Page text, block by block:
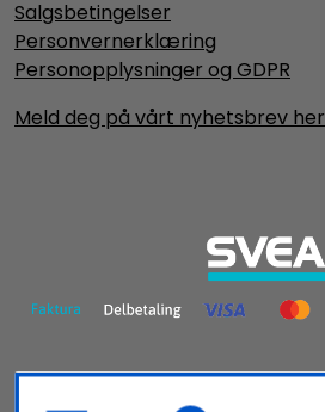
Salgsbetingelser
Personvernerklæring
Personopplysninger og GDPR
Meld deg på vårt nyhetsbrev her